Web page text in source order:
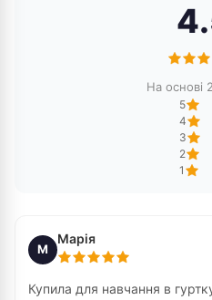
На основі
5
4
3
2
1
М
Марія
Купила для навчання в